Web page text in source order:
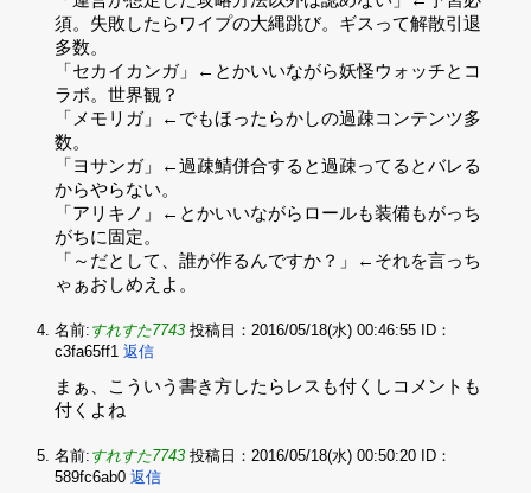
須。失敗したらワイプの大縄跳び。ギスって解散引退
多数。‌
「セカイカンガ」←とかいいながら妖怪ウォッチとコ
ラボ。世界観？‌
「メモリガ」←でもほったらかしの過疎コンテンツ多
数。‌
「ヨサンガ」←過疎鯖併合すると過疎ってるとバレる
からやらない。‌
「アリキノ」←とかいいながらロールも装備もがっち
がちに固定。‌
「～だとして、誰が作るんですか？」←それを言っち
ゃぁおしめえよ。
名前: すれすた7743 投稿日：2016/05/18(水) 00:46:55
ID：
c3fa65ff1 返信
まぁ、こういう書き方したらレスも付くしコメントも
付くよね
名前: すれすた7743 投稿日：2016/05/18(水) 00:50:20
ID：
589fc6ab0 返信